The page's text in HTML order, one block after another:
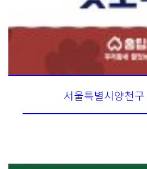
서울특별시양천